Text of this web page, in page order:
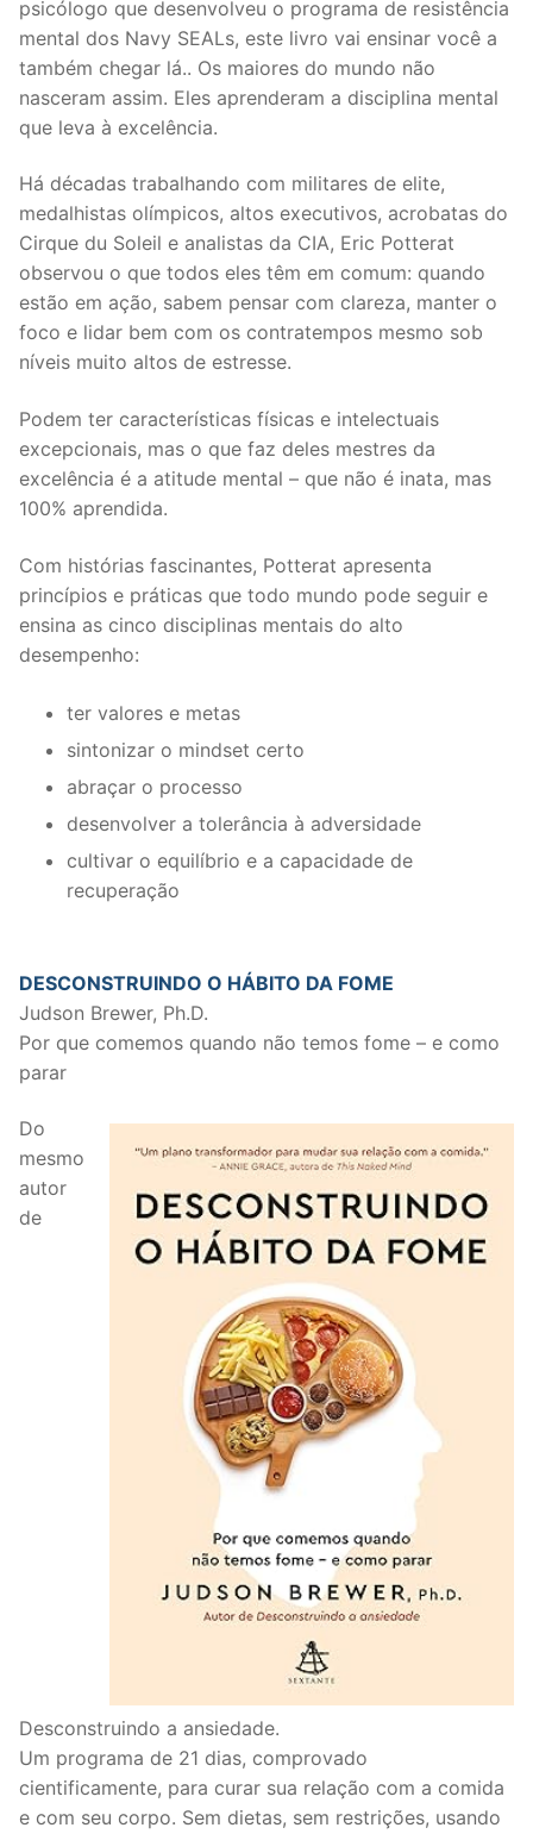
psicólogo que desenvolveu o programa de resistência
mental dos Navy SEALs, este livro vai ensinar você a
também chegar lá.. Os maiores do mundo não
nasceram assim. Eles aprenderam a disciplina mental
que leva à excelência.
Há décadas trabalhando com militares de elite,
medalhistas olímpicos, altos executivos, acrobatas do
Cirque du Soleil e analistas da CIA, Eric Potterat
observou o que todos eles têm em comum: quando
estão em ação, sabem pensar com clareza, manter o
foco e lidar bem com os contratempos mesmo sob
níveis muito altos de estresse.
Podem ter características físicas e intelectuais
excepcionais, mas o que faz deles mestres da
excelência é a atitude mental – que não é inata, mas
100% aprendida.
Com histórias fascinantes, Potterat apresenta
princípios e práticas que todo mundo pode seguir e
ensina as cinco disciplinas mentais do alto
desempenho:
ter valores e metas
sintonizar o mindset certo
abraçar o processo
desenvolver a tolerância à adversidade
cultivar o equilíbrio e a capacidade de
recuperação
DESCONSTRUINDO O HÁBITO DA FOME
Judson Brewer, Ph.D.
Por que comemos quando não temos fome – e como
parar
Do
mesmo
autor
de
Desconstruindo a ansiedade.
Um programa de 21 dias, comprovado
cientificamente, para curar sua relação com a comida
e com seu corpo. Sem dietas, sem restrições, usando